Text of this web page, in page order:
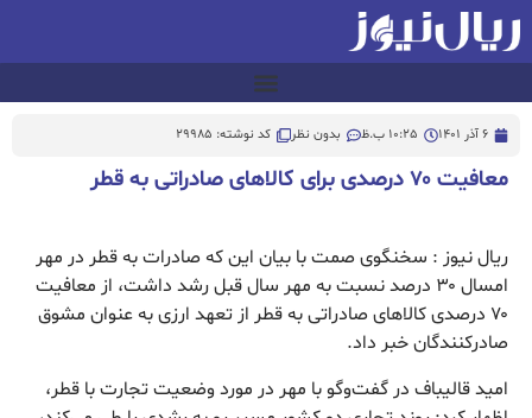
6 آذر 1401 10:25 ب.ظ بدون نظر کد نوشته: 29985
معافیت ۷۰ درصدی برای کالاهای صادراتی به قطر
ریال نیوز : سخنگوی صمت با بیان این که صادرات به قطر در مهر
امسال ۳۰ درصد نسبت به مهر سال قبل رشد داشت، از معافیت
۷۰ درصدی کالاهای صادراتی به قطر از تعهد ارزی به عنوان مشوق
صادرکنندگان خبر داد.
امید قالیباف در گفت‌وگو با مهر در مورد وضعیت تجارت با قطر،